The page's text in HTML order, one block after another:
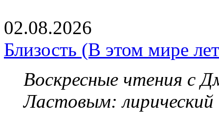
02.08.2026
Близость (В этом мире
Воскресные чтения с
Ластовым: